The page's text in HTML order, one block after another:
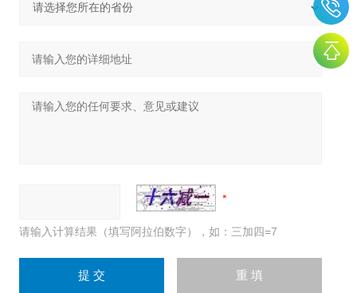
请输入计算结果（填写阿拉伯数字），如：三加四=7